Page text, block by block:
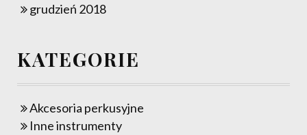
grudzień 2018
KATEGORIE
Akcesoria perkusyjne
Inne instrumenty